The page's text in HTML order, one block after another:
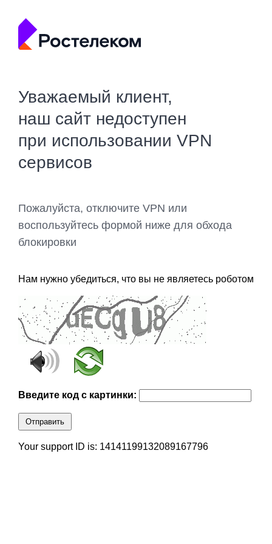
Уважаемый клиент,
наш сайт недоступен
при использовании VPN
сервисов
Пожалуйста, отключите VPN или
воспользуйтесь формой ниже для обхода
блокировки
Нам нужно убедиться, что вы не являетесь роботом
Введите код с картинки:
Отправить
Your support ID is: 14141199132089167796